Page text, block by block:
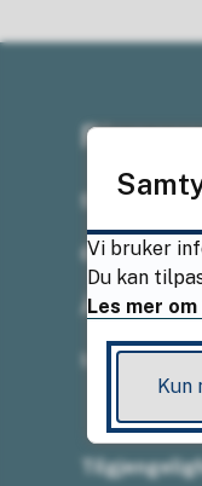
Ring oss
67 49 50 25
Vi bruker
Du kan
Les mer
Kun